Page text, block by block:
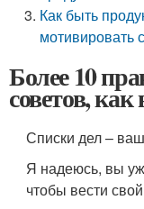
Как быть
мотивировать
Более 10
советов, как
Списки дел –
Я надеюсь, вы
чтобы вести